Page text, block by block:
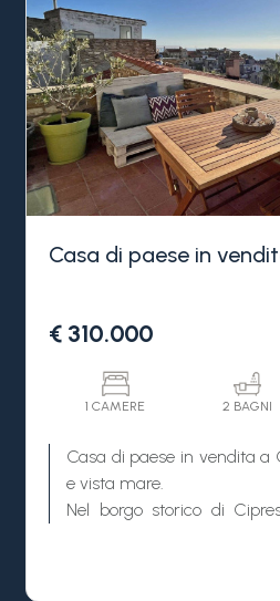
Casa di paese in
€ 310.000
1 CAMERE 2 BAGNI
Casa di paese in vendita a
e vista mare.
Nel borgo storico di